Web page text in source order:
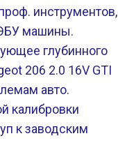
инструментов,
ЭБУ машины.
глубинного
206 2.0 16V GTI
авто.
калибровки
к заводским